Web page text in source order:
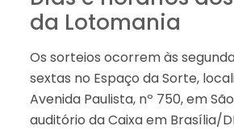
da Lotomania
Os sorteios ocorrem às
sextas no Espaço da Sorte,
Avenida Paulista, nº 750, em
auditório da Caixa em Brasília/